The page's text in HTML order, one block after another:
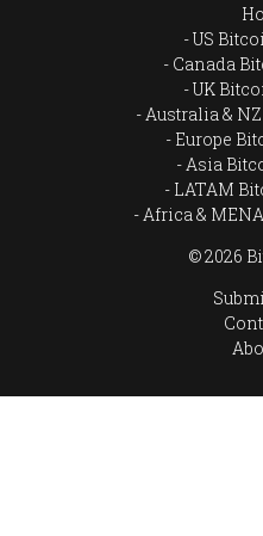
US
Canada
UK
Australia &
Europe
Asia
LATAM
Africa &
© 2026